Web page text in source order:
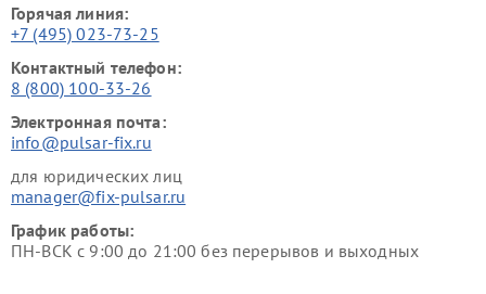
Горячая линия:
+7 (495) 023-73-25
Контактный телефон:
8 (800) 100-33-26
Электронная почта:
info@pulsar-fix.ru
для юридических лиц
manager@fix-pulsar.ru
График работы:
ПН-ВСК с 9:00 до 21:00 без перерывов и выходных